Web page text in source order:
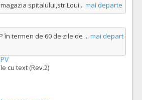
spitalului,str.Loui... mai departe
în termen de 60 de zile de ... mai depart
cu text (Rev.2)